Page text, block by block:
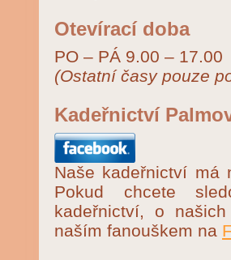
Otevírací doba
PO – PÁ 9.00 – 17.00
(Ostatní časy pouze
Kadeřnictví
Naše kadeřnictví má
Pokud chcete
kadeřnictví, o
naším fanouškem na